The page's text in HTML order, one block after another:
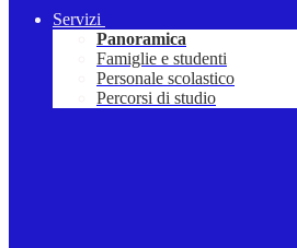
Servizi
Panoramica
Famiglie e studenti
Personale scolastico
Percorsi di studio